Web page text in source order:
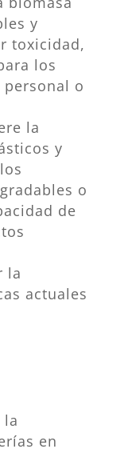
y
toxicidad,
los
o
la
y
o
de
la
actuales
la
en